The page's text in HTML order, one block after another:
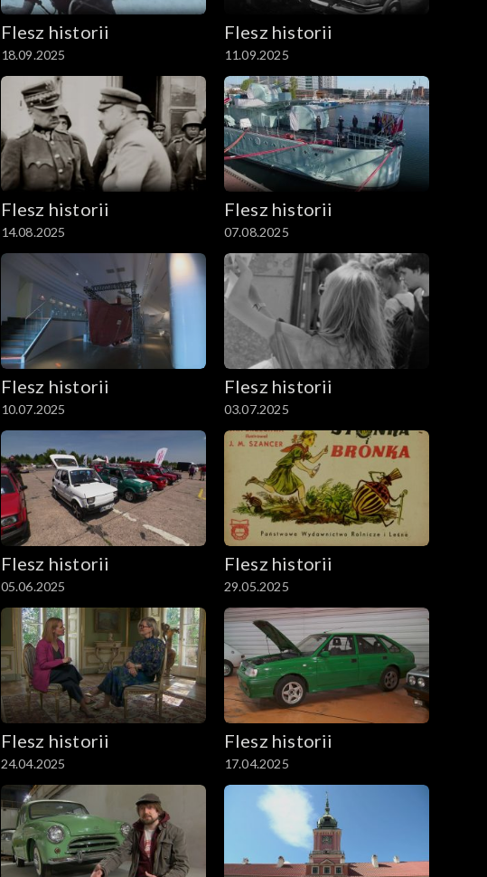
Flesz historii
18.09.2025
Flesz historii
11.09.2025
Flesz historii
14.08.2025
Flesz historii
07.08.2025
Flesz historii
10.07.2025
Flesz historii
03.07.2025
Flesz historii
05.06.2025
Flesz historii
29.05.2025
Flesz historii
24.04.2025
Flesz historii
17.04.2025